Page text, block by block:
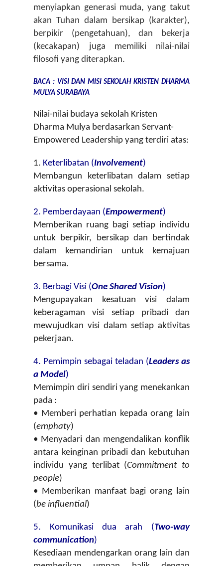
menyiapkan generasi muda, yang takut
akan Tuhan dalam bersikap (karakter),
berpikir (pengetahuan), dan bekerja
(kecakapan) juga memiliki nilai-nilai
filosofi yang diterapkan.
BACA : VISI DAN MISI SEKOLAH KRISTEN DHARMA
MULYA SURABAYA
Nilai-nilai budaya sekolah Kristen
Dharma Mulya berdasarkan Servant-
Empowered Leadership yang terdiri atas:
1. Keterlibatan (Involvement)
Membangun keterlibatan dalam setiap
aktivitas operasional sekolah.
2. Pemberdayaan (Empowerment)
Memberikan ruang bagi setiap individu
untuk berpikir, bersikap dan bertindak
dalam kemandirian untuk kemajuan
bersama.
3. Berbagi Visi (One Shared Vision)
Mengupayakan kesatuan visi dalam
keberagaman visi setiap pribadi dan
mewujudkan visi dalam setiap aktivitas
pekerjaan.
4. Pemimpin sebagai teladan (Leaders as
a Model)
Memimpin diri sendiri yang menekankan
pada :
• Memberi perhatian kepada orang lain
(emphaty)
• Menyadari dan mengendalikan konflik
antara keinginan pribadi dan kebutuhan
individu yang terlibat (Commitment to
people)
• Memberikan manfaat bagi orang lain
(be influential)
5. Komunikasi dua arah (Two-way
communication)
Kesediaan mendengarkan orang lain dan